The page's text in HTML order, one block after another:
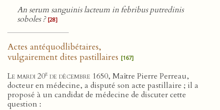
An serum sanguinis lacteum in febribus putredinis
soboles ? [28]
Actes antéquodlibétaires,
vulgairement dites pastillaires [167]
Le mardi 20e de décembre 1650, Maître Pierre Perreau,
docteur en médecine, a disputé son acte pastillaire ; il a
proposé à un candidat de médecine de discuter cette
question :